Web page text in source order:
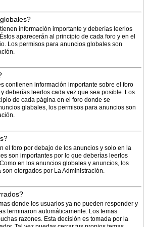
información importante y deberías leerlos
aparecerán al principio de cada foro y en el
Los permisos para anuncios globales son
contienen información importante sobre el foro
deberías leerlos cada vez que sea posible. Los
de cada página en el foro donde se
glabales, los permisos para anuncios son
el foro por debajo de los anuncios y solo en la
son importantes por lo que deberías leerlos
en los anuncios globales y anuncios, los
otorgados por La Administración.
donde los usuarios ya no pueden responder y
terminaron automáticamente. Los temas
razones. Esta decisión es tomada por la